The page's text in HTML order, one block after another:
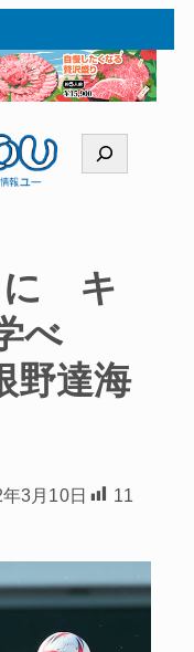
索
に キ
べ
野達海
3月10日 11